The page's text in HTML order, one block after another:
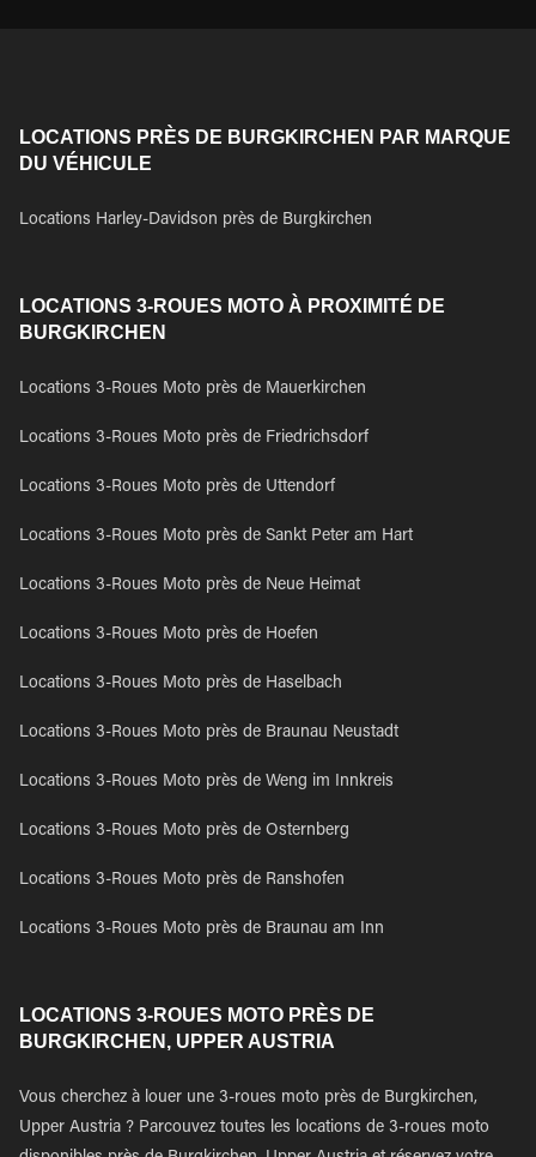
LOCATIONS PRÈS DE BURGKIRCHEN PAR MARQUE
DU VÉHICULE
Locations Harley-Davidson près de Burgkirchen
LOCATIONS 3-ROUES MOTO À PROXIMITÉ DE
BURGKIRCHEN
Locations 3-Roues Moto près de Mauerkirchen
Locations 3-Roues Moto près de Friedrichsdorf
Locations 3-Roues Moto près de Uttendorf
Locations 3-Roues Moto près de Sankt Peter am Hart
Locations 3-Roues Moto près de Neue Heimat
Locations 3-Roues Moto près de Hoefen
Locations 3-Roues Moto près de Haselbach
Locations 3-Roues Moto près de Braunau Neustadt
Locations 3-Roues Moto près de Weng im Innkreis
Locations 3-Roues Moto près de Osternberg
Locations 3-Roues Moto près de Ranshofen
Locations 3-Roues Moto près de Braunau am Inn
LOCATIONS 3-ROUES MOTO PRÈS DE
BURGKIRCHEN, UPPER AUSTRIA
Vous cherchez à louer une 3-roues moto près de Burgkirchen,
Upper Austria ? Parcouvez toutes les locations de 3-roues moto